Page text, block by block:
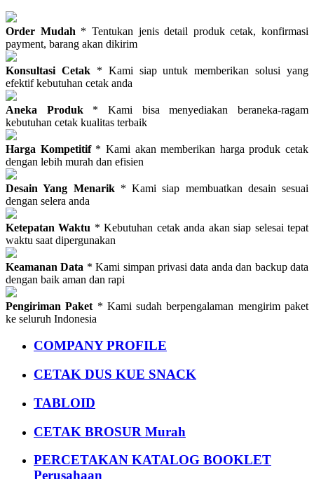
Order Mudah * Tentukan jenis detail produk cetak, konfirmasi
payment, barang akan dikirim
Konsultasi Cetak* Kami siap untuk memberikan solusi yang
efektif kebutuhan cetak anda
Aneka Produk * Kami bisa menyediakan beraneka-ragam
kebutuhan cetak kualitas terbaik
Harga Kompetitif* Kami akan memberikan harga produk cetak
dengan lebih murah dan efisien
Desain Yang Menarik* Kami siap membuatkan desain sesuai
dengan selera anda
Ketepatan Waktu * Kebutuhan cetak anda akan siap selesai tepat
waktu saat dipergunakan
Keamanan Data * Kami simpan privasi data anda dan backup data
dengan baik aman dan rapi
Pengiriman Paket * Kami sudah berpengalaman mengirim paket
ke seluruh Indonesia
COMPANY PROFILE
CETAK DUS KUE SNACK
TABLOID
CETAK BROSUR Murah
PERCETAKAN KATALOG BOOKLET
Perusahaan